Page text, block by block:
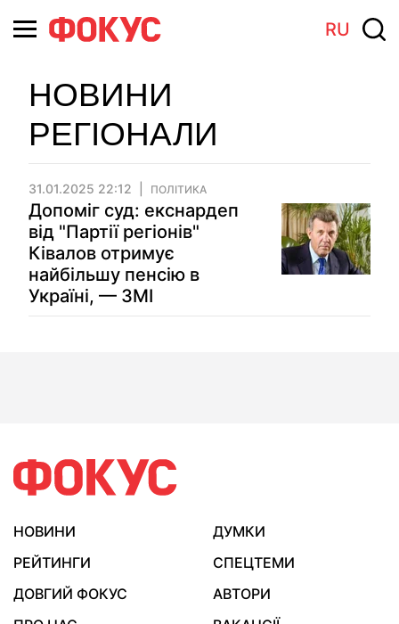
RU
НОВИНИ
РЕГІОНАЛИ
31.01.2025 22:12 ПОЛІТИКА
Допоміг суд: екснардеп
від "Партії регіонів"
Ківалов отримує
найбільшу пенсію в
Україні, — ЗМІ
НОВИНИ
ДУМКИ
РЕЙТИНГИ
СПЕЦТЕМИ
ДОВГИЙ ФОКУС
АВТОРИ